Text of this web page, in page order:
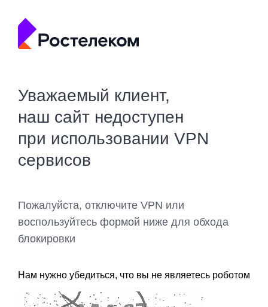
Уважаемый клиент,
наш сайт недоступен
при использовании VPN
сервисов
Пожалуйста, отключите VPN или
воспользуйтесь формой ниже для обхода
блокировки
Нам нужно убедиться, что вы не являетесь роботом